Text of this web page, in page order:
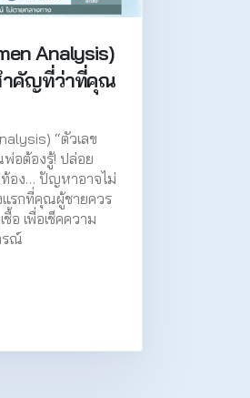
Analysis)
ำคัญที่ว่าที่คุณ
“ตัวเลข
อต้องรู้! ปล่อย
ท้อง… ปัญหาอาจไม่
แรกที่คุณผู้ชายควร
อ เพื่อเช็คความ
รณ์